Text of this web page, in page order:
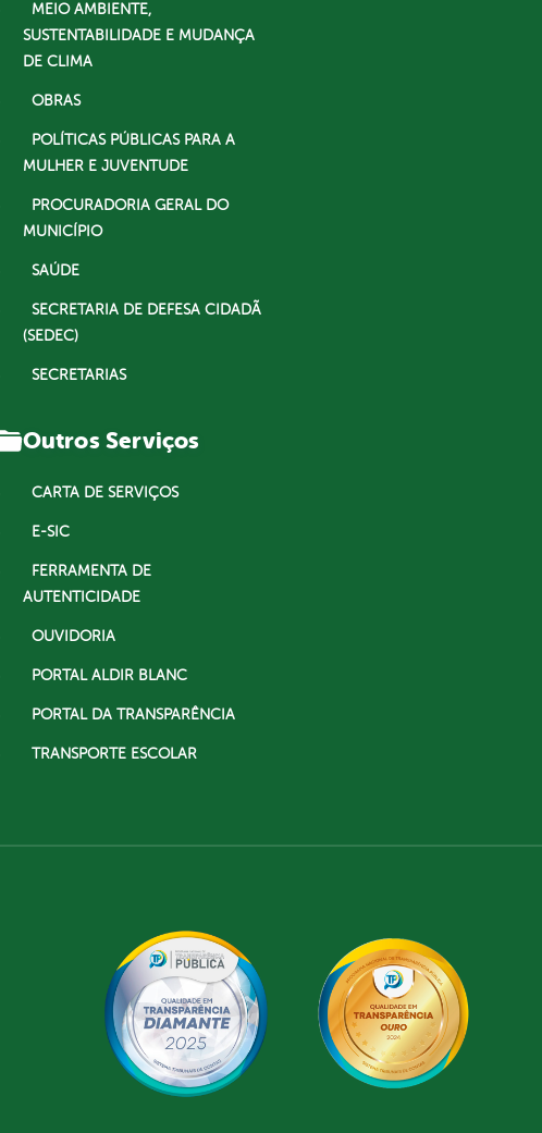
MEIO AMBIENTE,
SUSTENTABILIDADE E MUDANÇA
DE CLIMA
OBRAS
POLÍTICAS PÚBLICAS PARA A
MULHER E JUVENTUDE
PROCURADORIA GERAL DO
MUNICÍPIO
SAÚDE
SECRETARIA DE DEFESA CIDADÃ
(SEDEC)
SECRETARIAS
Outros Serviços
CARTA DE SERVIÇOS
E-SIC
FERRAMENTA DE
AUTENTICIDADE
OUVIDORIA
PORTAL ALDIR BLANC
PORTAL DA TRANSPARÊNCIA
TRANSPORTE ESCOLAR